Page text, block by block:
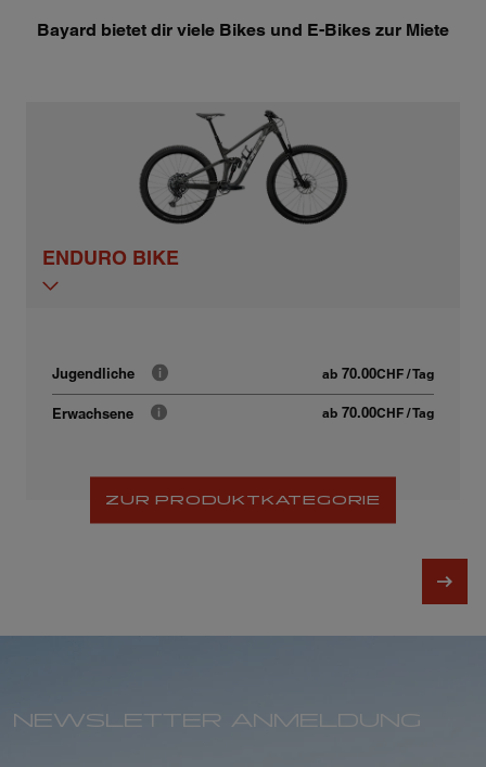
Bayard bietet dir viele Bikes und E-Bikes zur Miete
ENDURO BIKE
Jugendliche ab 70.00CHF / Tag
Erwachsene ab 70.00CHF/ Tag
ZUR PRODUKTKATEGORIE
NEWSLETTER ANMELDUNG